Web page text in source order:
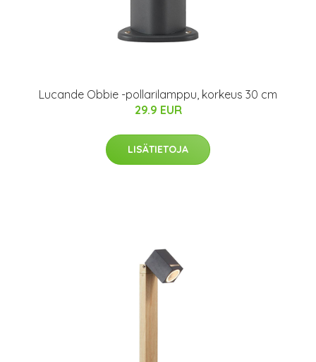
Lucande Obbie -pollarilamppu, korkeus 30 cm
29.9 EUR
LISÄTIETOJA